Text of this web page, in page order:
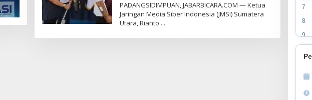
E
H
M
PADANGSIDIMPUAN, JABARBICARA.COM — Ketua
Jaringan Media Siber Indonesia (JMSI) Sumatera
Utara, Rianto
7
8
9
0
1
2